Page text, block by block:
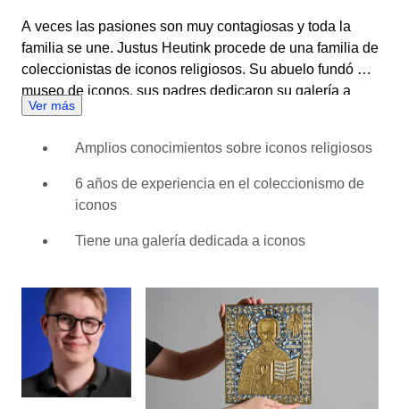
A veces las pasiones son muy contagiosas y toda la
familia se une. Justus Heutink procede de una familia de
coleccionistas de iconos religiosos. Su abuelo fundó un
museo de iconos, sus padres dedicaron su galería a
obras de arte antiguas de madera y también decoraron
Justus decidió que tenía que empezar su propia
colección. Comenzó vendiendo pequeños iconos de
viaje, pero pronto pasó al siguiente nivel abriendo su
diferentes en las que es posible interpretar los objetos.
también objetos antiguos históricos, cada uno con su
propia historia y con sus imperfecciones. Algunos
pueden tener marcas de quemaduras de haber estado
junto a candiles o velas de iglesia, mientras que otros
pueden tener marcas de agua de largos viajes por mar,
Ver más
Amplios conocimientos sobre iconos religiosos
6 años de experiencia en el coleccionismo de
iconos
Tiene una galería dedicada a iconos